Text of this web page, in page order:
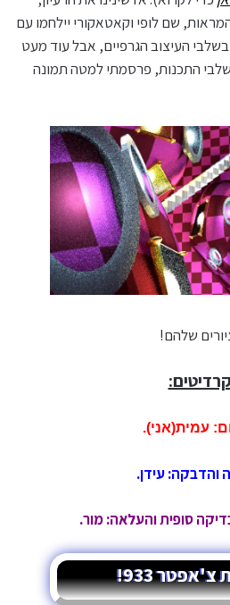
שם לופי וקאטאקורי יילחמו עם
העיצוב הגרפיים, אבל עוד מעט
התכנות, פרסמתי למטה תמונה
קרדיטים:
עמית(אני).
והדבקה: עידן.
סופית והעלאה: מור.
933!